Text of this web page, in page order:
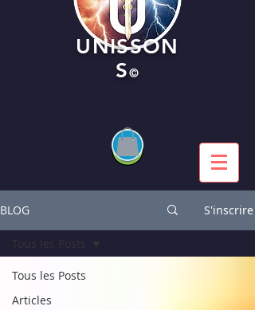
UNISSON
S©
BLOG S'inscrire
Tous les Posts
Articles